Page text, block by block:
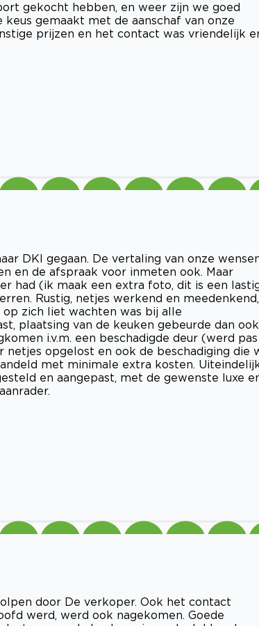
gekocht hebben, en weer zijn we goed
gemaakt met de aanschaf van onze
prijzen en het contact was vriendelijk
DKI gegaan. De vertaling van onze
en de afspraak voor inmeten ook. Maar
had (ik maak een extra foto, dit is een
Rustig, netjes werkend en meedenkend,
zich liet wachten was bij alle
plaatsing van de keuken gebeurde dan ook
i.v.m. een beschadigde deur (werd pas
opgelost en ook de beschadiging die
met minimale extra kosten.
en aangepast, met de gewenste luxe
door De verkoper. Ook het contact
werd, werd ook nagekomen. Goede